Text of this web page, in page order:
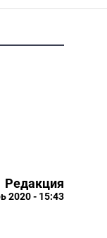
Редакция
2020 - 15:43